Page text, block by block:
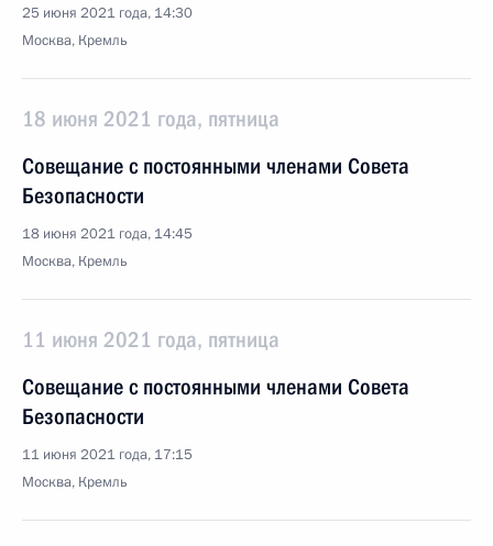
25 июня 2021 года, 14:30
Москва, Кремль
18 июня 2021 года, пятница
Совещание с постоянными членами Совета
Безопасности
18 июня 2021 года, 14:45
Москва, Кремль
11 июня 2021 года, пятница
Совещание с постоянными членами Совета
Безопасности
11 июня 2021 года, 17:15
Москва, Кремль